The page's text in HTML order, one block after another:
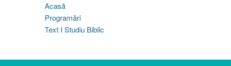
Acasă
Programări
Text I Studiu Biblic